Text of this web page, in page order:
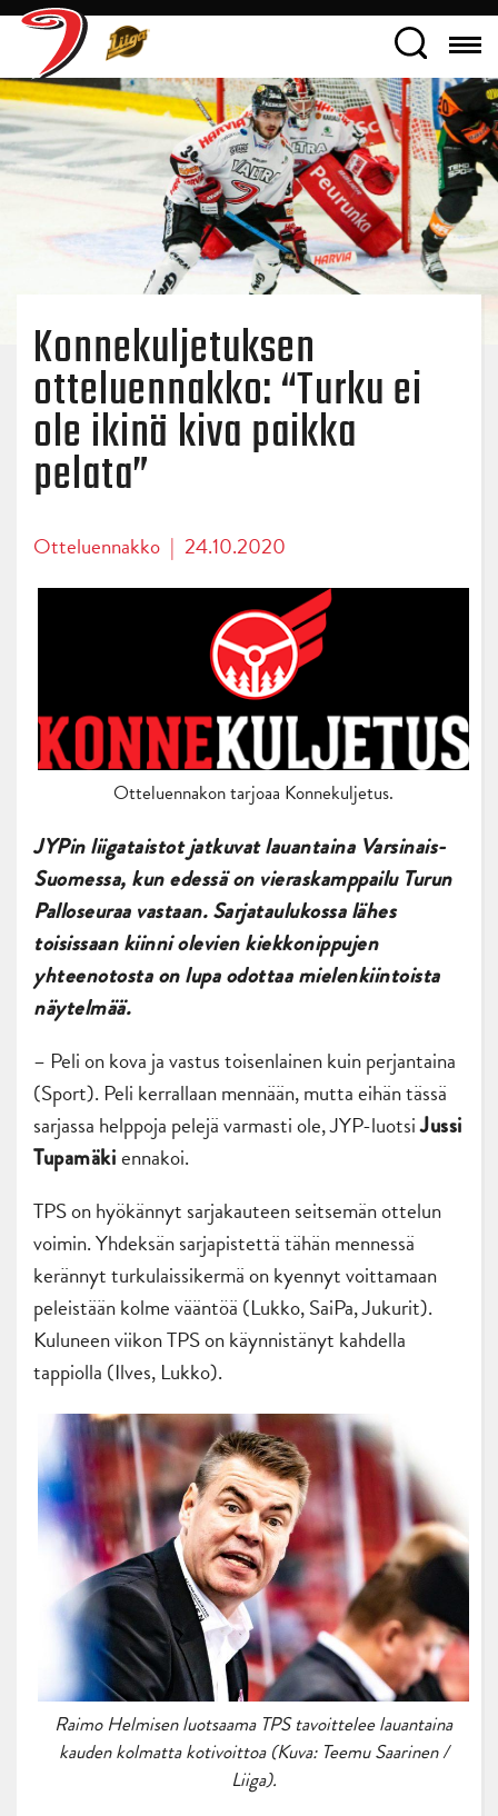
Konnekuljetuksen
otteluennakko: “Turku ei
ole ikinä kiva paikka
pelata”
Otteluennakko | 24.10.2020
Otteluennakon tarjoaa Konnekuljetus.
JYPin liigataistot jatkuvat lauantaina Varsinais-
Suomessa, kun edessä on vieraskamppailu Turun
Palloseuraa vastaan. Sarjataulukossa lähes
toisissaan kiinni olevien kiekkonippujen
yhteenotosta on lupa odottaa mielenkiintoista
näytelmää.
– Peli on kova ja vastus toisenlainen kuin perjantaina
(Sport). Peli kerrallaan mennään, mutta eihän tässä
sarjassa helppoja pelejä varmasti ole, JYP-luotsiJussi
Tupamäkiennakoi.
TPS on hyökännyt sarjakauteen seitsemän ottelun
voimin. Yhdeksän sarjapistettä tähän mennessä
kerännyt turkulaissikermä on kyennyt voittamaan
peleistään kolme vääntöä (Lukko, SaiPa, Jukurit).
Kuluneen viikon TPS on käynnistänyt kahdella
tappiolla (Ilves, Lukko).
Raimo Helmisen luotsaama TPS tavoittelee lauantaina
kauden kolmatta kotivoittoa (Kuva: Teemu Saarinen /
Liiga).